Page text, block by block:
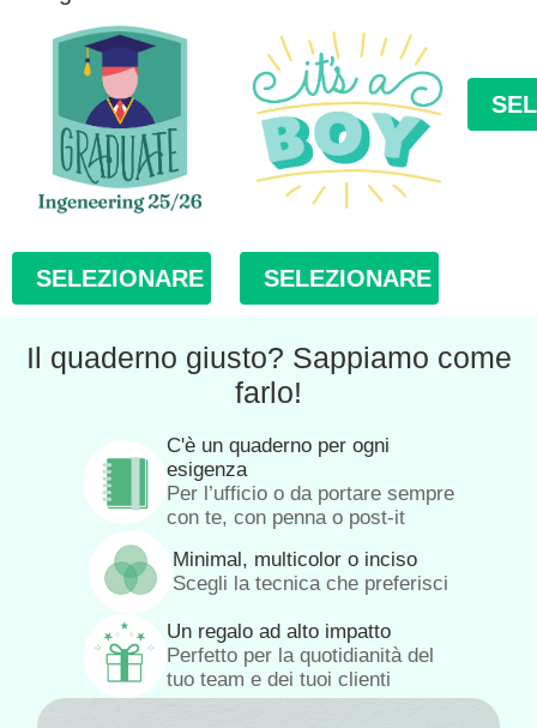
SELEZIONARE SELEZIONARE
Il quaderno giusto? Sappiamo come
farlo!
C'è un quaderno per ogni
esigenza
Per l’ufficio o da portare sempre
con te, con penna o post-it
Minimal, multicolor o inciso
Scegli la tecnica che preferisci
Un regalo ad alto impatto
Perfetto per la quotidianità del
tuo team e dei tuoi clienti